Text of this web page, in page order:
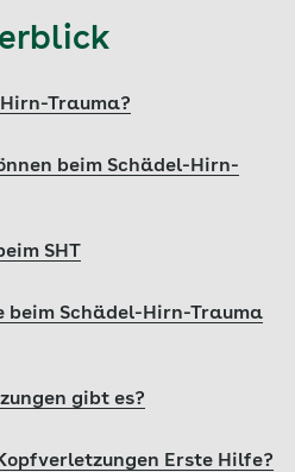
Trauma?
beim Schädel-Hirn-
SHT
beim Schädel-Hirn-Trauma
gibt es?
Erste Hilfe?